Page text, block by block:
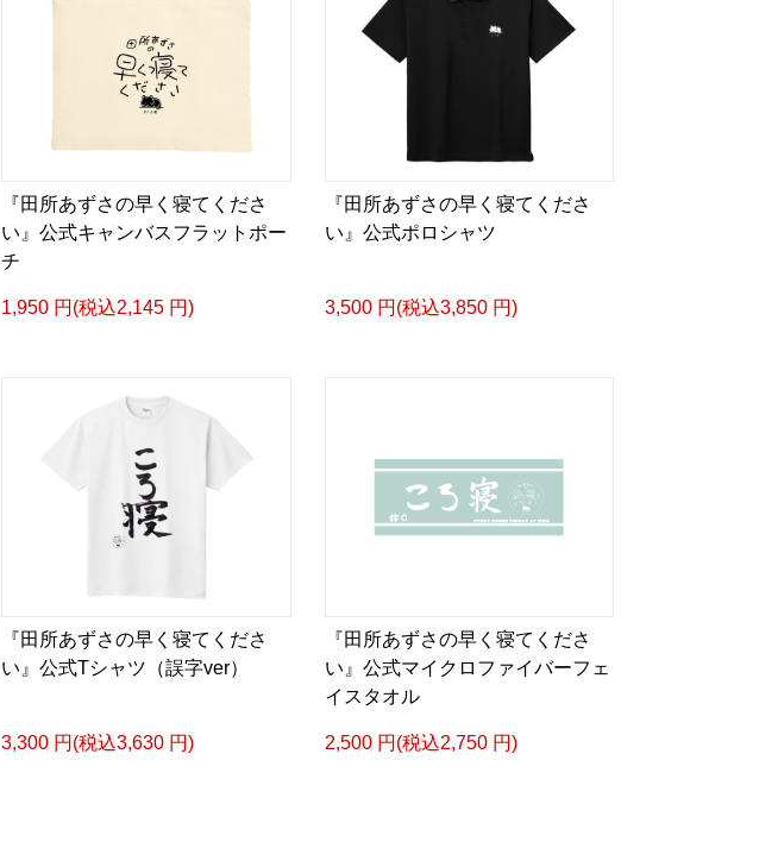
『田所あずさの早く寝てくださ
い』公式キャンバスフラットポー
チ
1,950 円(税込2,145 円)
『田所あずさの早く寝てくださ
い』公式ポロシャツ
3,500 円(税込3,850 円)
『田所あずさの早く寝てくださ
い』公式Tシャツ（誤字ver）
3,300 円(税込3,630 円)
『田所あずさの早く寝てくださ
い』公式マイクロファイバーフェ
イスタオル
2,500 円(税込2,750 円)